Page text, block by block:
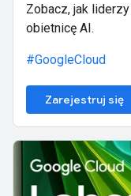
Zobacz, jak
obietnicę AI.
#GoogleCloud
Zarejestruj się